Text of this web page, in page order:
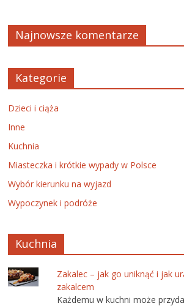
Najnowsze komentarze
Kategorie
Dzieci i ciąża
Inne
Kuchnia
Miasteczka i krótkie wypady w Polsce
Wybór kierunku na wyjazd
Wypoczynek i podróże
Kuchnia
Zakalec – jak go uniknąć i jak
zakalcem
Każdemu w kuchni może